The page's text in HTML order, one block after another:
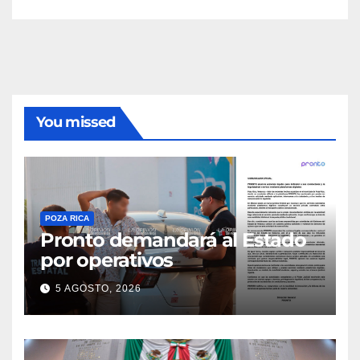
You missed
POZA RICA
Pronto demandará al Estado
por operativos
5 AGOSTO, 2026